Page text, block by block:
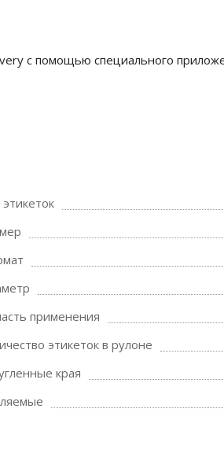
с помощью специального
применения
этикеток в рулоне
края